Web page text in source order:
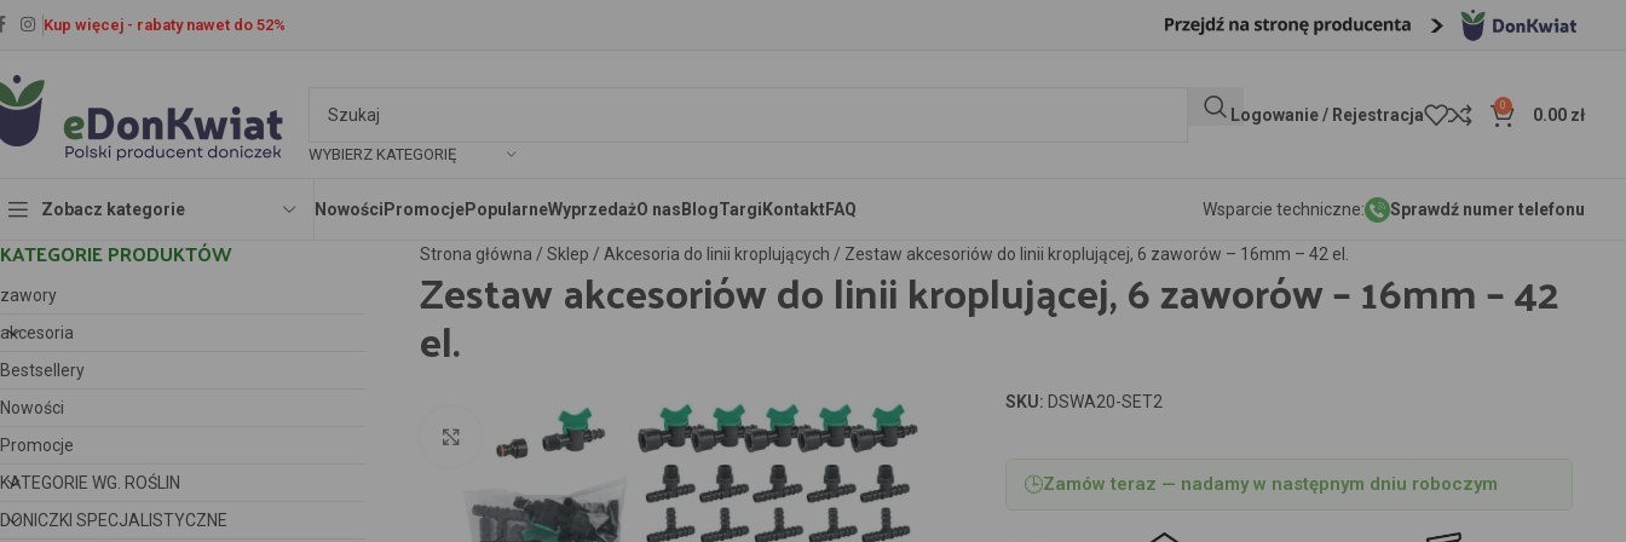
Kup więcej - rabaty nawet do 52%
WYBIERZ KATEGORIĘ
Logowanie / Rejestracja 0 0.00 zł
Zobacz kategorie Nowości PromocjePopularneWyprzedażO nas BlogTargi KontaktFAQ Wsparcie techniczne: Sprawdź numer telefonu
KATEGORIE PRODUKTÓW
zawory
akcesoria
Bestsellery
Nowości
Promocje
KATEGORIE WG. ROŚLIN
DONICZKI SPECJALISTYCZNE
Strona główna /Sklep / Akcesoria do linii kroplujących / Zestaw akcesoriów do linii kroplującej, 6 zaworów – 16mm – 42 el.
Zestaw akcesoriów do linii kroplującej, 6 zaworów – 16mm – 42
el.
Kliknij aby powiększyć
SKU: DSWA20-SET2
🕒Zamów teraz — nadamy w następnym dniu roboczym